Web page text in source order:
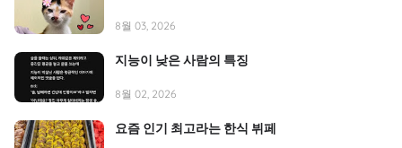
8월 03, 2026
지능이 낮은 사람의 특징
8월 02, 2026
요즘 인기 최고라는 한식 뷔페